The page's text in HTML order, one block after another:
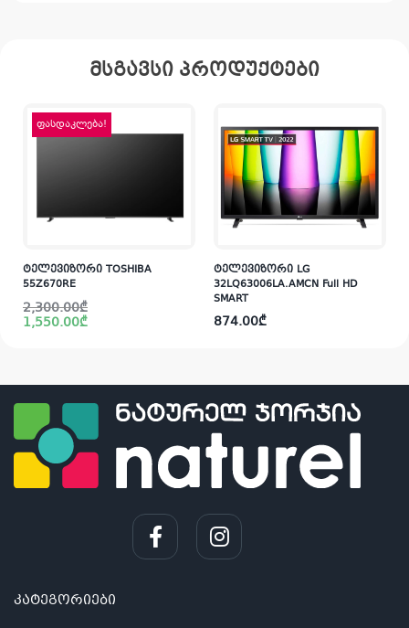
მსგავსი პროდუქტები
ფასდაკლება!
ტელევიზორი TOSHIBA
55Z670RE
2,300.00₾
Original
price
was:
1,550.00₾
Current
price
is:
ტელევიზორი LG
32LQ63006LA.AMCN Full HD
SMART
874.00₾
კატეგორიები